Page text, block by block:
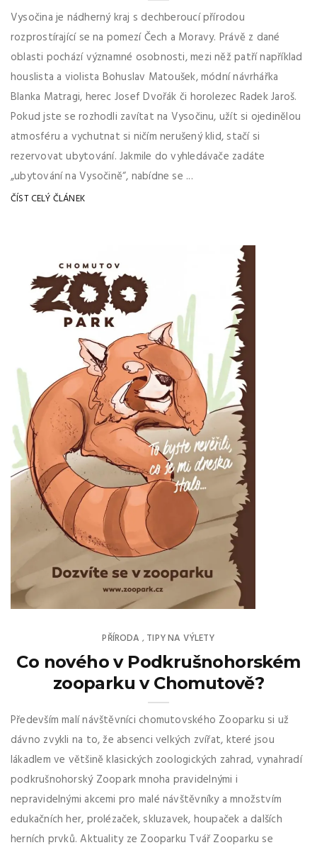
Vysočina je nádherný kraj s dechberoucí přírodou
rozprostírající se na pomezí Čech a Moravy. Právě z dané
oblasti pochází významné osobnosti, mezi něž patří například
houslista a violista Bohuslav Matoušek, módní návrhářka
Blanka Matragi, herec Josef Dvořák či horolezec Radek Jaroš.
Pokud jste se rozhodli zavítat na Vysočinu, užít si ojedinělou
atmosféru a vychutnat si ničím nerušený klid, stačí si
rezervovat ubytování. Jakmile do vyhledávače zadáte
„ubytování na Vysočině“, nabídne se ...
ČÍST CELÝ ČLÁNEK
PŘÍRODA , TIPY NA VÝLETY
Co nového v Podkrušnohorském
zooparku v Chomutově?
Především malí návštěvníci chomutovského Zooparku si už
dávno zvykli na to, že absenci velkých zvířat, které jsou
lákadlem ve většině klasických zoologických zahrad, vynahradí
podkrušnohorský Zoopark mnoha pravidelnými i
nepravidelnými akcemi pro malé návštěvníky a množstvím
edukačních her, prolézaček, skluzavek, houpaček a dalších
herních prvků. Aktuality ze Zooparku Tvář Zooparku se